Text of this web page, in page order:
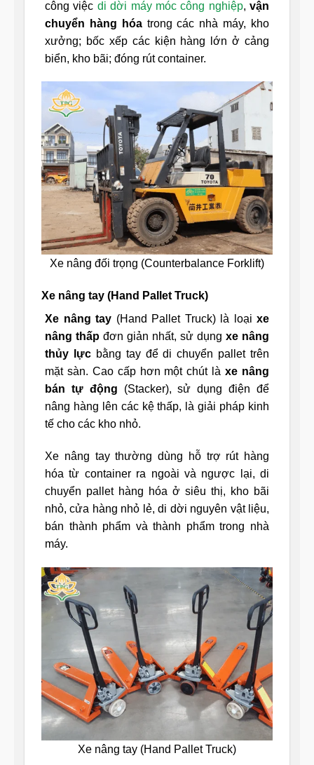
công việc di dời máy móc công nghiệp, vận
chuyển hàng hóatrong các nhà máy, kho
xưởng; bốc xếp các kiện hàng lớn ở cảng
biển, kho bãi; đóng rút container.
Xe nâng đối trọng (Counterbalance Forklift)
Xe nâng tay (Hand Pallet Truck)
Xe nâng tay (Hand Pallet Truck) là loại xe
nâng thấp đơn giản nhất, sử dụng xe nâng
thủy lựcbằng tay để di chuyển pallet trên
mặt sàn. Cao cấp hơn một chút làxe nâng
bán tự động (Stacker), sử dụng điện để
nâng hàng lên các kệ thấp, là giải pháp kinh
tế cho các kho nhỏ.
Xe nâng tay thường dùng hỗ trợ rút hàng
hóa từ container ra ngoài và ngược lại, di
chuyển pallet hàng hóa ở siêu thị, kho bãi
nhỏ, cửa hàng nhỏ lẻ, di dời nguyên vật liệu,
bán thành phẩm và thành phẩm trong nhà
máy.
Xe nâng tay (Hand Pallet Truck)